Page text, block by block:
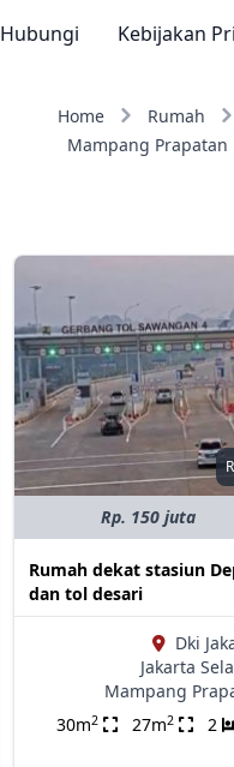
Hubungi Kebijakan
Home Rumah
Mampang Prapatan
Rp. 150 juta
Rumah dekat stasiun
dan tol desari
Dki
Jakarta
Mampang
30m2 27m2 2